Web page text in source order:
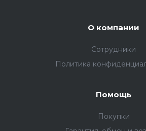
О компании
Сотрудники
Политика
Помощь
Покупки